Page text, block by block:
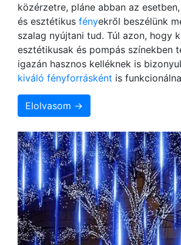
közérzetre, pláne abban az
és esztétikus fényekről beszélünk
szalag nyújtani tud. Túl azon, hogy
esztétikusak és pompás színekben
igazán hasznos kelléknek is
kiváló fényforrásként is
Elolvasom →